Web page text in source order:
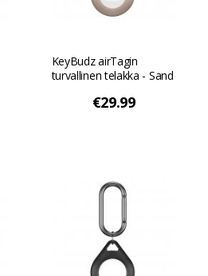
KeyBudz airTagin
turvallinen telakka - Sand
€29.99